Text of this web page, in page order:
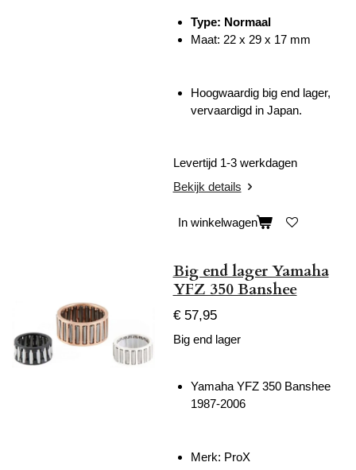
Type: Normaal
Maat: 22 x 29 x 17 mm
Hoogwaardig big end lager,
vervaardigd in Japan.
Levertijd 1-3 werkdagen
Bekijk details
In winkelwagen
Big end lager Yamaha
YFZ 350 Banshee
€ 57,95
Big end lager
Yamaha YFZ 350 Banshee
1987-2006
Merk: ProX